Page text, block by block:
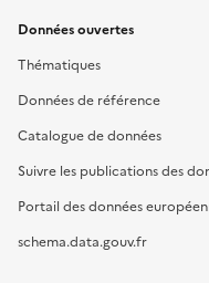
Données ouvertes
Thématiques
Données de référence
Catalogue de données
Suivre les publications des
Portail des données
schema.data.gouv.fr